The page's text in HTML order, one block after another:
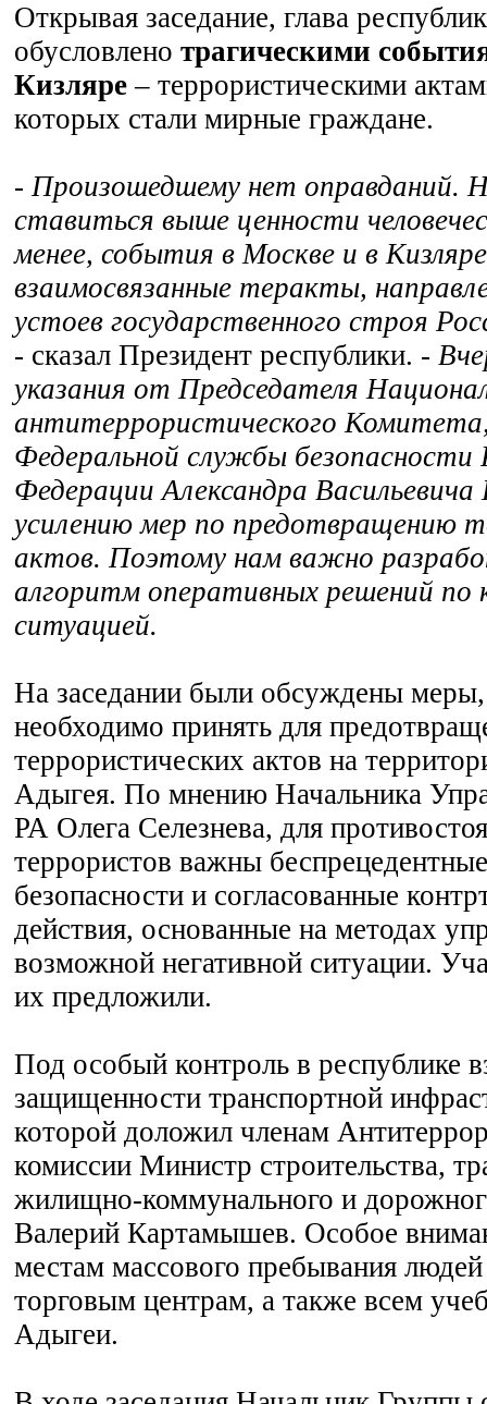
Открывая заседание, глава
обусловлено трагическими
Кизляре – террористическими
которых стали мирные граждане.
- Произошедшему нет оправданий.
ставиться выше ценности
менее, события в Москве и в
взаимосвязанные теракты,
устоев государственного строя
- сказал Президент республики. -
указания от Председателя
антитеррористического
Федеральной службы безопасности
Федерации Александра
усилению мер по предотвращению
актов. Поэтому нам важно
алгоритм оперативных решений по
ситуацией.
На заседании были обсуждены
необходимо принять для
террористических актов на
Адыгея. По мнению Начальника
РА Олега Селезнева, для
террористов важны
безопасности и согласованные
действия, основанные на методах
возможной негативной ситуации.
их предложили.
Под особый контроль в республике
защищенности транспортной
которой доложил членам
комиссии Министр строительства,
жилищно-коммунального и
Валерий Картамышев. Особое
местам массового пребывания
торговым центрам, а также всем
Адыгеи.